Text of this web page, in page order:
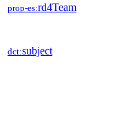
prop-es:rd4Team
dct:subject